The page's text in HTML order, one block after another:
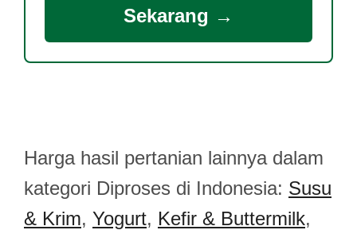
Sekarang →
Harga hasil pertanian lainnya dalam
kategori Diproses di Indonesia: Susu
& Krim, Yogurt, Kefir & Buttermilk,